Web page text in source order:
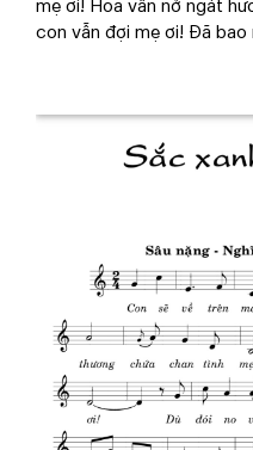
mẹ ơi! Hoa vẫn nở ngát
con vẫn đợi mẹ ơi! Đã bao